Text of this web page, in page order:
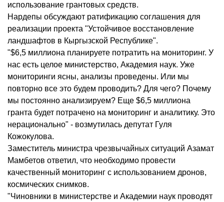
использование грантовых средств.
Нардепы обсуждают ратификацию соглашения для
реализации проекта "Устойчивое восстановление
ландшафтов в Кыргызской Республике".
"$6,5 миллиона планируете потратить на мониторинг. У
нас есть целое министерство, Академия наук. Уже
мониторинги ясны, анализы проведены. Или мы
повторно все это будем проводить? Для чего? Почему
мы постоянно анализируем? Еще $6,5 миллиона
гранта будет потрачено на мониторинг и аналитику. Это
нерационально" - возмутилась депутат Гуля
Кожокулова.
Заместитель министра чрезвычайных ситуаций Азамат
Мамбетов ответил, что необходимо провести
качественный мониторинг с использованием дронов,
космических снимков.
"Чиновники в министерстве и Академии наук проводят